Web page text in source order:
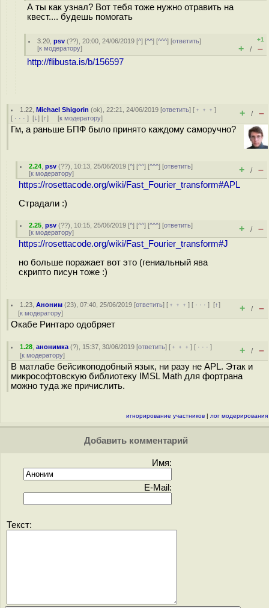
А ты как узнал? Вот тебя тоже нужно отравить на
квест.... будешь помогать
3.20 ,psv (??), 20:00, 24/06/2019 [^] [^^] [^^^] [ответить]
[к модератору]
+1
+ / –
http://flibusta.is/b/156597
1.22 ,Michael Shigorin (ok), 22:21, 24/06/2019 [ответить] [ ﹢﹢﹢]
[ · · · ] [↓] [↑] [к модератору] + / –
Гм, а раньше БПФ было принято каждому саморучно?
2.24 ,psv (??), 10:13, 25/06/2019 [^] [^^] [^^^] [ответить]
[к модератору] + / –
https://rosettacode.org/wiki/Fast_Fourier_transform#APL
Страдали :)
2.25 ,psv (??), 10:15, 25/06/2019 [^] [^^] [^^^] [ответить]
[к модератору] + / –
https://rosettacode.org/wiki/Fast_Fourier_transform#J
но больше поражает вот это (гениальный ява
скрипто писун тоже :)
1.23 ,Аноним (23), 07:40, 25/06/2019 [ответить] [ ﹢﹢﹢] [ · · ·][↑]
[к модератору] + / –
Окабе Ринтаро одобряет
1.28 ,анонимка (?), 15:37, 30/06/2019 [ответить] [ ﹢﹢﹢] [ · · ·]
[к модератору] + / –
В матлабе бейсикоподобный язык, ни разу не APL. Этак и
микрософтовскую библиотеку IMSL Math для фортрана
можно туда же причислить.
игнорирование участников | лог модерирования
Добавить комментарий
Имя:
E-Mail:
Текст: